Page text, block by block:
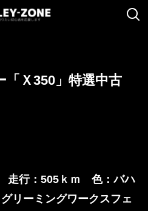
「Ｘ350」特選中古
行：505ｋｍ 色：バハ
リーミングワークスフェ